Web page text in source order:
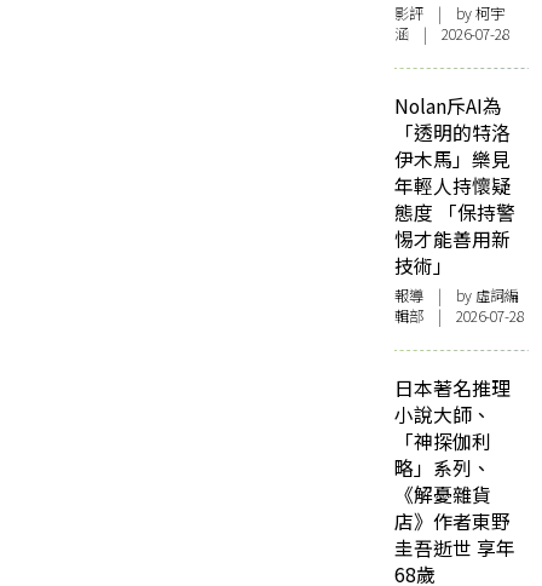
影評 | by 柯宇
涵 | 2026-07-28
Nolan斥AI為
「透明的特洛
伊木馬」樂見
年輕人持懷疑
態度 「保持警
惕才能善用新
技術」
報導 | by 虛詞編
輯部 | 2026-07-28
日本著名推理
小說大師、
「神探伽利
略」系列、
《解憂雜貨
店》作者東野
圭吾逝世 享年
68歲